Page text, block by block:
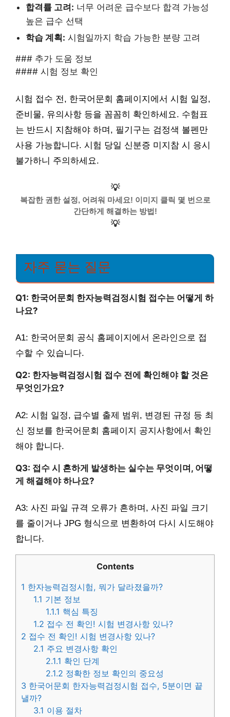
합격률 고려: 너무 어려운 급수보다 합격 가능성
높은 급수 선택
학습 계획: 시험일까지 학습 가능한 분량 고려
### 추가 도움 정보
#### 시험 정보 확인
시험 접수 전, 한국어문회 홈페이지에서 시험 일정,
준비물, 유의사항 등을 꼼꼼히 확인하세요. 수험표
는 반드시 지참해야 하며, 필기구는 검정색 볼펜만
사용 가능합니다. 시험 당일 신분증 미지참 시 응시
불가하니 주의하세요.
💡
복잡한 권한 설정, 어려워 마세요! 이미지 클릭 몇 번으로
간단하게 해결하는 방법!
💡
자주 묻는 질문
Q1: 한국어문회 한자능력검정시험 접수는 어떻게 하
나요?
A1: 한국어문회 공식 홈페이지에서 온라인으로 접
수할 수 있습니다.
Q2: 한자능력검정시험 접수 전에 확인해야 할 것은
무엇인가요?
A2: 시험 일정, 급수별 출제 범위, 변경된 규정 등 최
신 정보를 한국어문회 홈페이지 공지사항에서 확인
해야 합니다.
Q3: 접수 시 흔하게 발생하는 실수는 무엇이며, 어떻
게 해결해야 하나요?
A3: 사진 파일 규격 오류가 흔하며, 사진 파일 크기
를 줄이거나 JPG 형식으로 변환하여 다시 시도해야
합니다.
Contents
1 한자능력검정시험, 뭐가 달라졌을까?
1.1 기본 정보
1.1.1 핵심 특징
1.2 접수 전 확인! 시험 변경사항 있나?
2 접수 전 확인! 시험 변경사항 있나?
2.1 주요 변경사항 확인
2.1.1 확인 단계
2.1.2 정확한 정보 확인의 중요성
3 한국어문회 한자능력검정시험 접수, 5분이면 끝
낼까?
3.1 이용 절차